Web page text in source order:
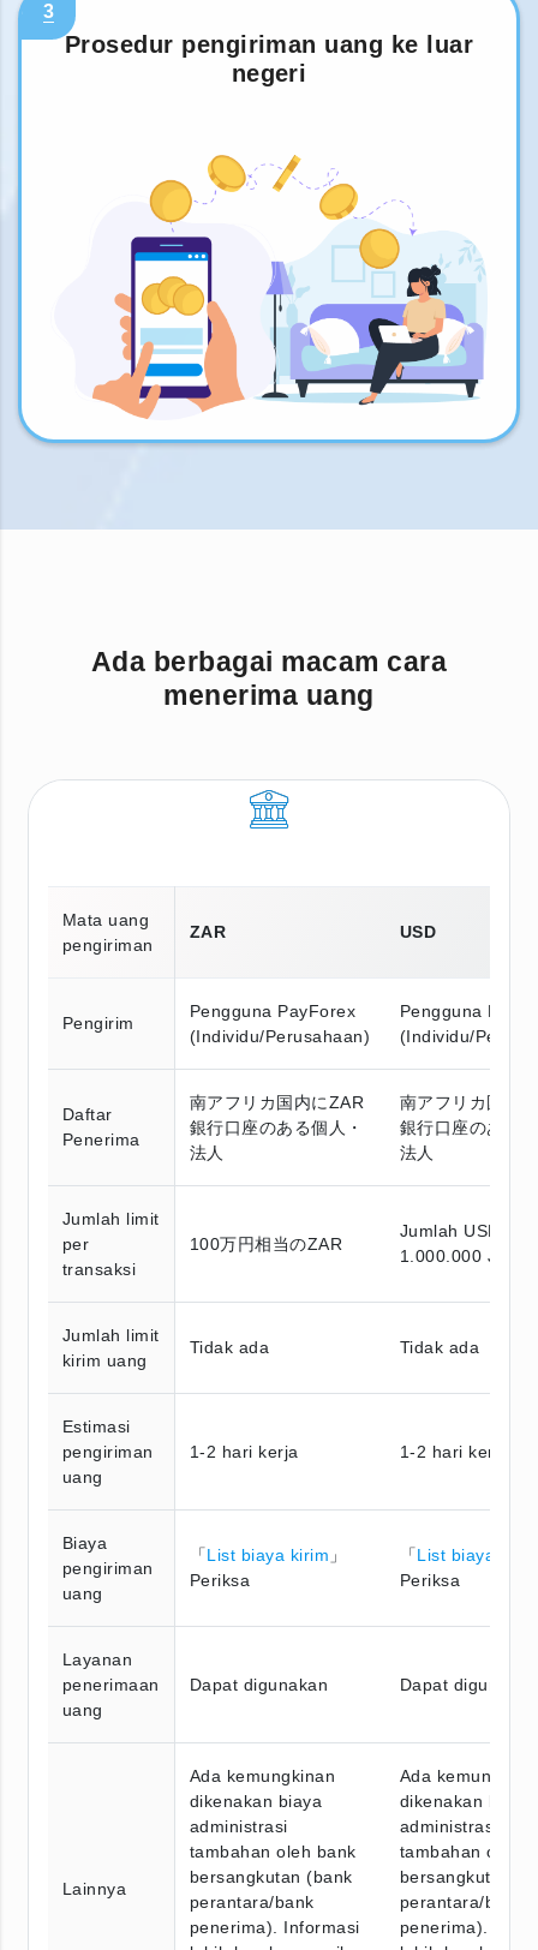
3
Prosedur pengiriman uang ke luar
negeri
Ada berbagai macam cara
menerima uang
Mata uang
pengiriman
ZAR USD
Pengirim
Pengguna PayForex
(Individu/Perusahaan)
Pengguna
(Individu/
Daftar
Penerima
南アフリカ国内にZAR
銀行口座のある個人・
法人
南アフリカ国内
銀行口座のある
法人
Jumlah limit
per
transaksi
100万円相当のZAR
Jumlah USD
1.000.000 JPY
Jumlah limit
kirim uang
Tidak ada Tidak ada
Estimasi
pengiriman
uang
1-2 hari kerja 1-2 hari kerja
Biaya
pengiriman
uang
「List biaya kirim 」
Periksa
「List biaya
Periksa
Layanan
penerimaan
uang
Dapat digunakan Dapat digunakan
Lainnya
Ada kemungkinan
dikenakan biaya
administrasi
tambahan oleh bank
bersangkutan (bank
perantara/bank
penerima). Informasi
Ada
dikenakan biaya
administrasi
tambahan oleh
bersangkutan
perantara/bank
penerima).